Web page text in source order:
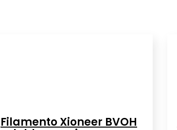
Filamento Xioneer BVOH